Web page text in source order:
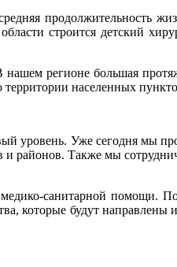
продолжительность
строится детский
регионе большая
населенных
Уже сегодня мы
районов. Также мы
санитарной помощи.
которые будут